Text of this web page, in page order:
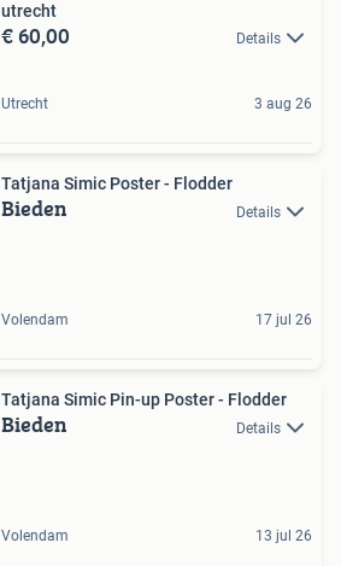
utrecht
€ 60,00 Details
Utrecht 3 aug 26
Tatjana Simic Poster - Flodder
Bieden Details
Volendam 17 jul 26
Tatjana Simic Pin-up Poster - Flodder
Bieden Details
Volendam 13 jul 26